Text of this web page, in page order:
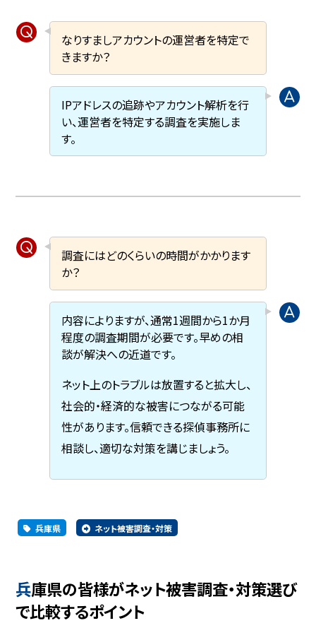
なりすましアカウントの運営者を特定で
きますか？
IPアドレスの追跡やアカウント解析を行
い、運営者を特定する調査を実施しま
す。
調査にはどのくらいの時間がかかります
か？
内容によりますが、通常1週間から1か月
程度の調査期間が必要です。早めの相
談が解決への近道です。
ネット上のトラブルは放置すると拡大し、
社会的・経済的な被害につながる可能
性があります。信頼できる探偵事務所に
相談し、適切な対策を講じましょう。
兵庫県 ネット被害調査・対策
兵庫県の皆様がネット被害調査・対策選び
で比較するポイント